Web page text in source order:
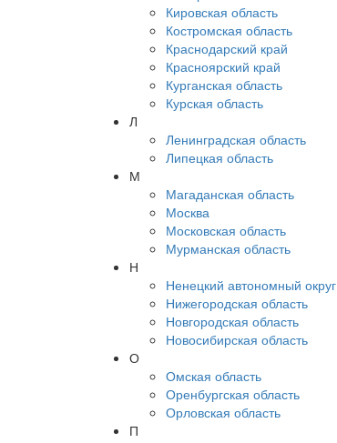
Кировская область
Костромская область
Краснодарский край
Красноярский край
Курганская область
Курская область
Л
Ленинградская область
Липецкая область
М
Магаданская область
Москва
Московская область
Мурманская область
Н
Ненецкий автономный округ
Нижегородская область
Новгородская область
Новосибирская область
О
Омская область
Оренбургская область
Орловская область
П